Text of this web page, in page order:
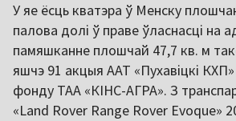
У яе ёсць кватэра ў Менску
палова долі ў праве ўласнасці на
памяшканне плошчай 47,7 кв. м
яшчэ 91 акцыя ААТ «Пухавіцкі КХП»
фонду ТАА «КІНС-АГРА». З
«Land Rover Range Rover Evoque»